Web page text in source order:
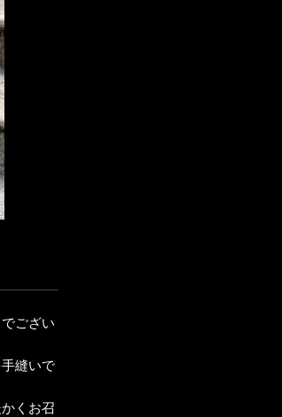
ござい
縫いで
くお召